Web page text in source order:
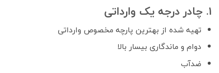
1. چادر درجه یک وارداتی
تهیه شده از بهترین پارچه مخصوص وارداتی
دوام و ماندگاری بیسار بالا
ضدآب